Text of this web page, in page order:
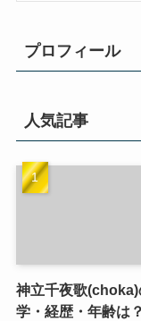
プロフィール
人気記事
神立千夜歌(choka)
学・経歴・年齢は